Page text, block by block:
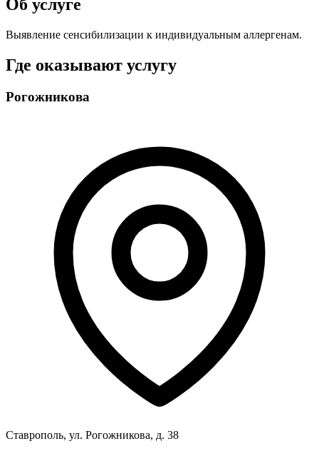
Об услуге
Выявление сенсибилизации к индивидуальным аллергенам.
Где оказывают услугу
Рогожникова
Ставрополь, ул. Рогожникова, д. 38